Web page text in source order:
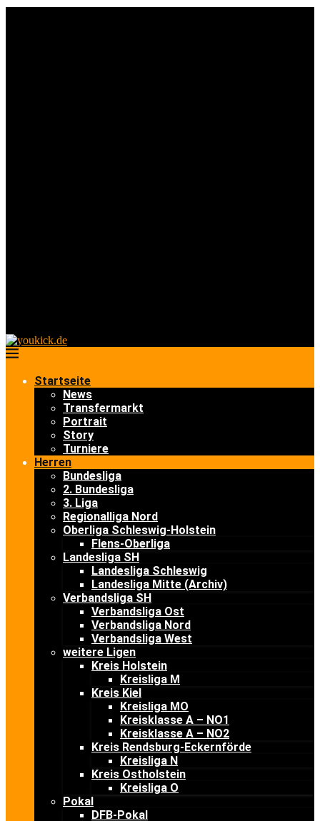
Startseite
News
Transfermarkt
Portrait
Story
Turniere
Herren
Bundesliga
2. Bundesliga
3. Liga
Regionalliga Nord
Oberliga Schleswig-Holstein
Flens-Oberliga
Landesliga SH
Landesliga Schleswig
Landesliga Mitte (Archiv)
Verbandsliga SH
Verbandsliga Ost
Verbandsliga Nord
Verbandsliga West
weitere Ligen
Kreis Holstein
Kreisliga M
Kreis Kiel
Kreisliga MO
Kreisklasse A – NO1
Kreisklasse A – NO2
Kreis Rendsburg-Eckernförde
Kreisliga N
Kreis Ostholstein
Kreisliga O
Pokal
DFB-Pokal